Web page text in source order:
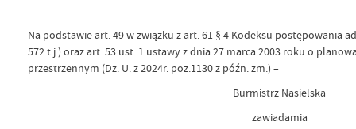
Na podstawie art. 49 w związku z art. 61 § 4 Kodeksu postępowania
572 t.j.) oraz art. 53 ust. 1 ustawy z dnia 27 marca 2003 roku o
przestrzennym (Dz. U. z 2024r. poz.1130 z późn. zm.) –
Burmistrz Nasielska
zawiadamia